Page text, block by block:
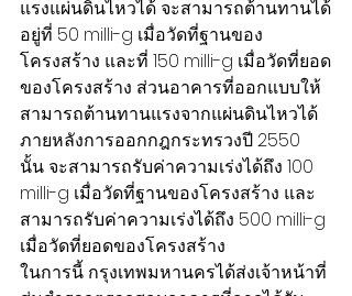
แรงแผ่นดินไหวได้ จะสามารถต้านทานได้
อยู่ที่ 50 milli-g เมื่อวัดที่ฐานของ
โครงสร้าง และที่ 150 milli-g เมื่อวัดที่ยอด
ของโครงสร้าง ส่วนอาคารที่ออกแบบให้
สามารถต้านทานแรงจากแผ่นดินไหวได้
ภายหลังการออกกฎกระทรวงปี 2550
นั้น จะสามารถรับค่าความเร่งได้ถึง 100
milli-g เมื่อวัดที่ฐานของโครงสร้าง และ
สามารถรับค่าความเร่งได้ถึง 500 milli-g
เมื่อวัดที่ยอดของโครงสร้าง
ในการนี้ กรุงเทพมหานครได้ส่งเจ้าหน้าที่